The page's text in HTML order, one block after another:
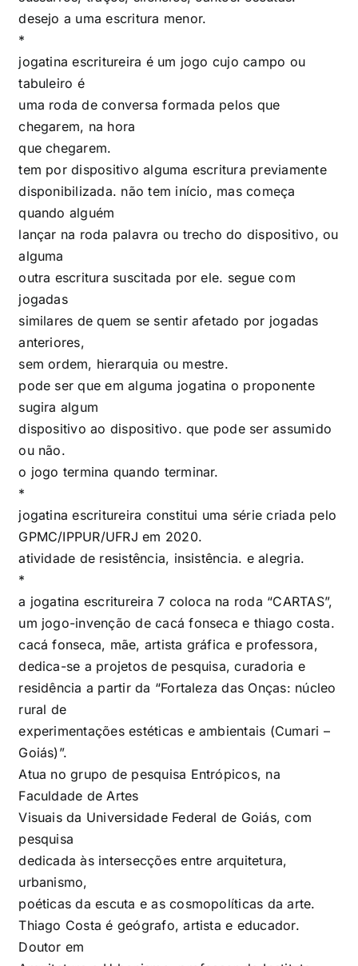
desejo a uma escritura menor.
*
jogatina escritureira é um jogo cujo campo ou
tabuleiro é
uma roda de conversa formada pelos que
chegarem, na hora
que chegarem.
tem por dispositivo alguma escritura previamente
disponibilizada. não tem início, mas começa
quando alguém
lançar na roda palavra ou trecho do dispositivo, ou
alguma
outra escritura suscitada por ele. segue com
jogadas
similares de quem se sentir afetado por jogadas
anteriores,
sem ordem, hierarquia ou mestre.
pode ser que em alguma jogatina o proponente
sugira algum
dispositivo ao dispositivo. que pode ser assumido
ou não.
o jogo termina quando terminar.
*
jogatina escritureira constitui uma série criada pelo
GPMC/IPPUR/UFRJ em 2020.
atividade de resistência, insistência. e alegria.
*
a jogatina escritureira 7 coloca na roda “CARTAS”,
um jogo-invenção de cacá fonseca e thiago costa.
cacá fonseca, mãe, artista gráfica e professora,
dedica-se a projetos de pesquisa, curadoria e
residência a partir da “Fortaleza das Onças: núcleo
rural de
experimentações estéticas e ambientais (Cumari –
Goiás)”.
Atua no grupo de pesquisa Entrópicos, na
Faculdade de Artes
Visuais da Universidade Federal de Goiás, com
pesquisa
dedicada às intersecções entre arquitetura,
urbanismo,
poéticas da escuta e as cosmopolíticas da arte.
Thiago Costa é geógrafo, artista e educador.
Doutor em